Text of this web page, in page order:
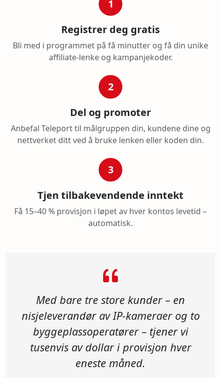
1
Registrer deg gratis
Bli med i programmet på få minutter og få din unike
affiliate-lenke og kampanjekoder.
2
Del og promoter
Anbefal Teleport til målgruppen din, kundene dine og
nettverket ditt ved å bruke lenken eller koden din.
3
Tjen tilbakevendende inntekt
Få 15–40 % provisjon i løpet av hver kontos levetid –
automatisk.
Med bare tre store kunder – en
nisjeleverandør av IP-kameraer og to
byggeplassoperatører – tjener vi
tusenvis av dollar i provisjon hver
eneste måned.